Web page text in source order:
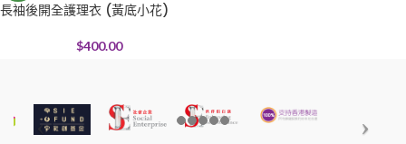
長袖後開全護理衣 (黃底小花)
$400.00